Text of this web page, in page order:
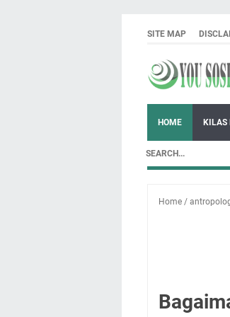
SITE MAP
HOME KILAS
Home /